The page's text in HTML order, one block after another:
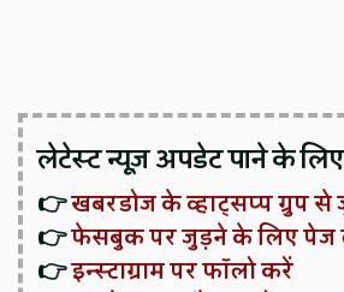
लेटेस्ट न्यूज़ अपडेट पाने के
👉खबरडोज के व्हाट्सप्प ग्रुप से
👉फेसबुक पर जुड़ने के लिए पेज
👉इन्स्टाग्राम पर फॉलो करें